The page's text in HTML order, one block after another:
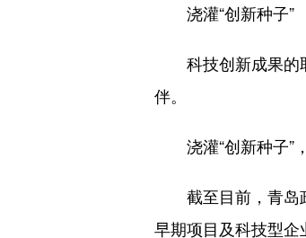
浇灌“创新种子”
科技创新成果的取
伴。
浇灌“创新种子”，
截至目前，青岛政
早期项目及科技型企